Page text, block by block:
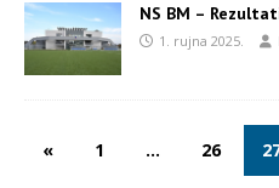
NS BM –
1. rujna 2025.
« 1 … 26